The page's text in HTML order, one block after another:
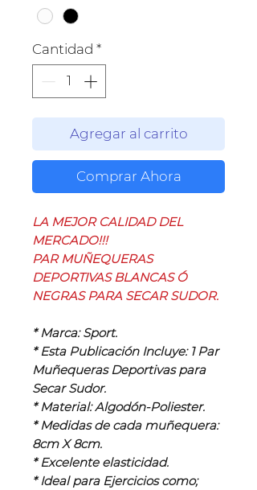
Cantidad *
Agregar al carrito
Comprar Ahora
LA MEJOR CALIDAD DEL
MERCADO!!!
PAR MUÑEQUERAS
DEPORTIVAS BLANCAS Ó
NEGRAS PARA SECAR SUDOR.
* Marca: Sport.
* Esta Publicación Incluye: 1 Par
Muñequeras Deportivas para
Secar Sudor.
* Material: Algodón-Poliester.
* Medidas de cada muñequera:
8cm X 8cm.
* Excelente elasticidad.
* Ideal para Ejercicios como;